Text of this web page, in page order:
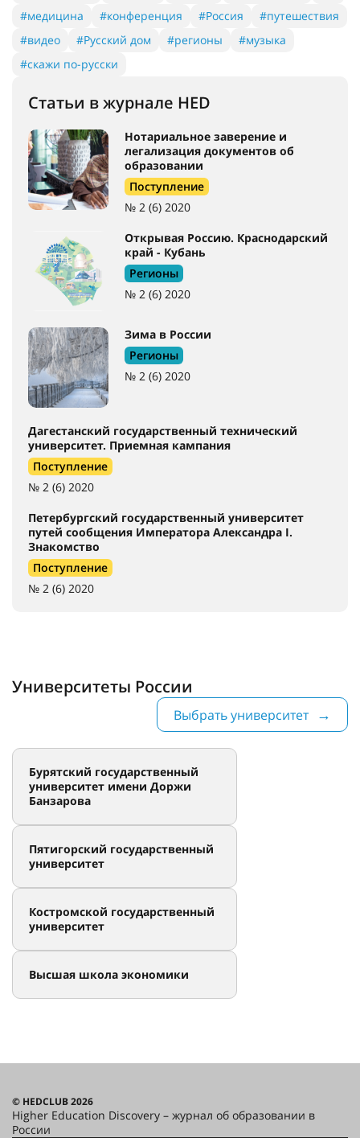
#медицина
#конференция #Россия
#путешествия
#видео
#Русский дом #регионы
#музыка
#скажи по-русски
Статьи в журнале HED
Нотариальное заверение и
легализация документов об
образовании
Поступление
№ 2 (6) 2020
Открывая Россию. Краснодарский
край - Кубань
Регионы
№ 2 (6) 2020
Зима в России
Регионы
№ 2 (6) 2020
Дагестанский государственный технический
университет. Приемная кампания
Поступление
№ 2 (6) 2020
Петербургский государственный университет
путей сообщения Императора Александра I.
Знакомство
Поступление
№ 2 (6) 2020
Университеты России
Выбрать университет
Бурятский государственный
университет имени Доржи
Банзарова
Пятигорский государственный
университет
Костромской государственный
университет
Высшая школа экономики
© HEDCLUB 2026
Higher Education Discovery – журнал об образовании в
России